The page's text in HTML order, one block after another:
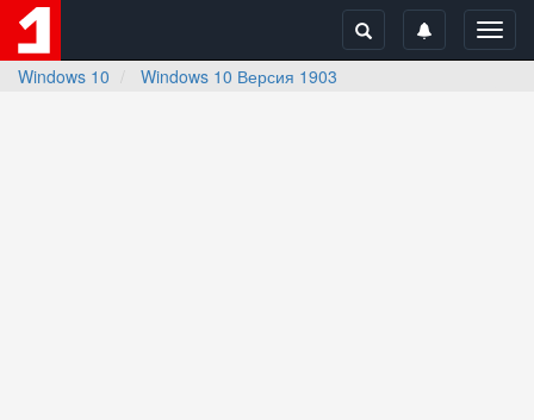
Windows 10
Windows 10 Версия 1903